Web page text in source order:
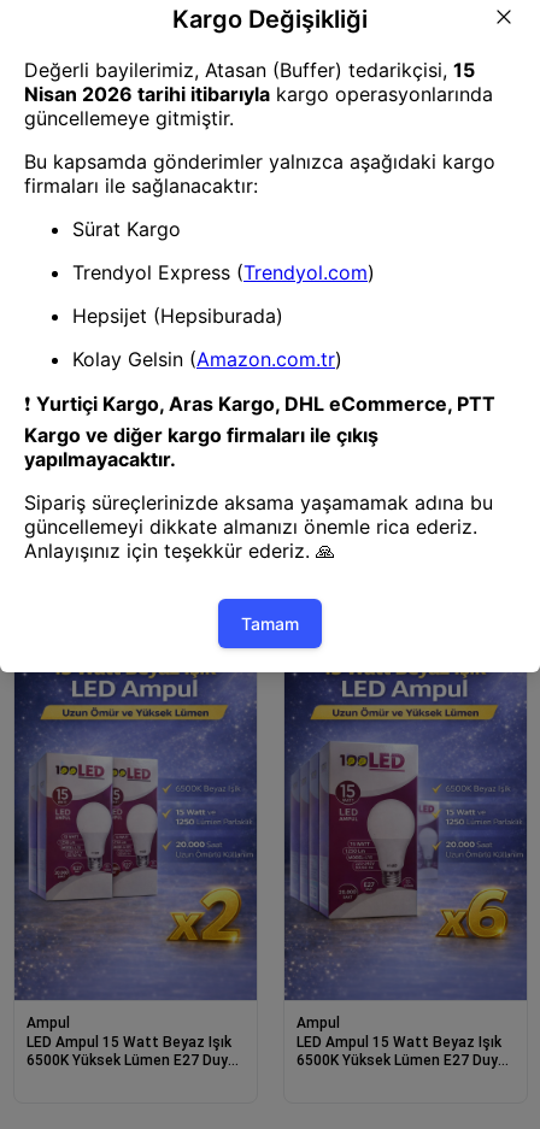
6500K Yüksek Lümen E27 Duy
Enerji Tasarruflu 2 Adet
Ampul
6500K Yüksek Lümen E27 Duy
Enerji Tasarruflu 6 Adet
Ampul
LED Ampul 15 Watt Beyaz Işık
6500K Yüksek Lümen E27 Duy
Ampul
LED Ampul 15 Watt Beyaz Işık
6500K Yüksek Lümen E27 Duy
Ampul
LED Ampul 15 Watt Beyaz Işık
6500K Yüksek Lümen E27 Duy
Ampul
LED Ampul 15 Watt Beyaz Işık
6500K Yüksek Lümen E27 Duy